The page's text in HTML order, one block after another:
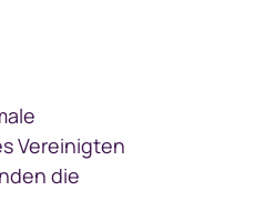
Vereinigten
die